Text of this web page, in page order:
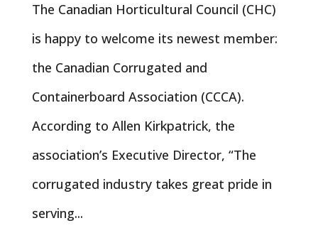
The Canadian Horticultural Council (CHC)
is happy to welcome its newest member:
the Canadian Corrugated and
Containerboard Association (CCCA).
According to Allen Kirkpatrick, the
association’s Executive Director, “The
corrugated industry takes great pride in
serving...